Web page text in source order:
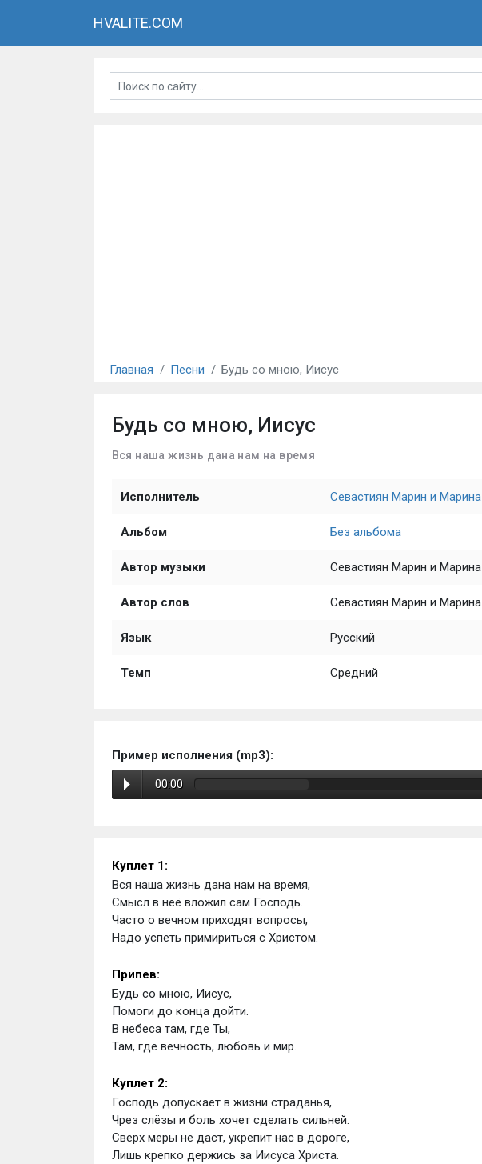
HVALITE.COM
Главная Песни Будь со мною, Иисус
Будь со мною, Иисус
Вся наша жизнь дана нам на время
Исполнитель Севастиян Марин и Марина
Альбом Без альбома
Автор музыки Севастиян Марин и Марина
Автор слов Севастиян Марин и Марина
Язык Русский
Темп Средний
Пример исполнения (mp3):
00:00
Куплет 1:
Вся наша жизнь дана нам на время,
Смысл в неё вложил сам Господь.
Часто о вечном приходят вопросы,
Надо успеть примириться с Христом.
Припев:
Будь со мною, Иисус,
Помоги до конца дойти.
В небеса там, где Ты,
Там, где вечность, любовь и мир.
Куплет 2:
Господь допускает в жизни страданья,
Чрез слёзы и боль хочет сделать сильней.
Сверх меры не даст, укрепит нас в дороге,
Лишь крепко держись за Иисуса Христа.